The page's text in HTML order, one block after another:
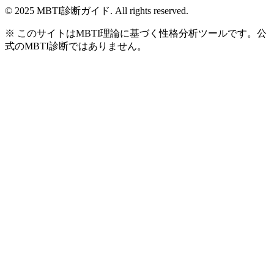
© 2025 MBTI診断ガイド. All rights reserved.
※ このサイトはMBTI理論に基づく性格分析ツールです。公
式のMBTI診断ではありません。